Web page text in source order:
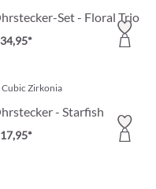
Set - Floral Trio
Cubic Zirkonia
- Starfish